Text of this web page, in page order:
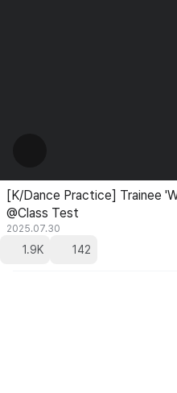
[K/Dance Practice] Trainee
@Class Test
2025.07.30
1.9K 142